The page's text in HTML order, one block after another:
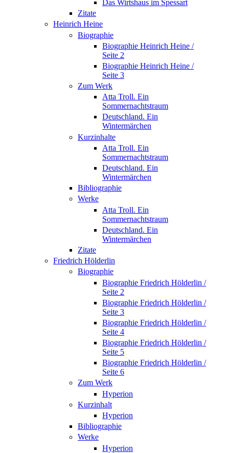
Das Wirtshaus im Spessart
Zitate
Heinrich Heine
Biographie
Biographie Heinrich Heine /
Seite 2
Biographie Heinrich Heine /
Seite 3
Zum Werk
Atta Troll. Ein
Sommernachtstraum
Deutschland. Ein
Wintermärchen
Kurzinhalte
Atta Troll. Ein
Sommernachtstraum
Deutschland. Ein
Wintermärchen
Bibliographie
Werke
Atta Troll. Ein
Sommernachtstraum
Deutschland. Ein
Wintermärchen
Zitate
Friedrich Hölderlin
Biographie
Biographie Friedrich Hölderlin /
Seite 2
Biographie Friedrich Hölderlin /
Seite 3
Biographie Friedrich Hölderlin /
Seite 4
Biographie Friedrich Hölderlin /
Seite 5
Biographie Friedrich Hölderlin /
Seite 6
Zum Werk
Hyperion
Kurzinhalt
Hyperion
Bibliographie
Werke
Hyperion